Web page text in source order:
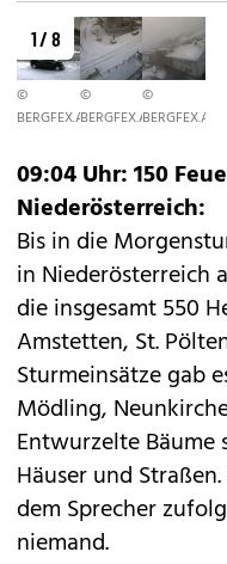
1 / 8
©
BERGFEX.AT
©
BERGFEX.AT
©
BERGFEX.AT
09:04 Uhr: 150
Niederösterreich:
Bis in die
in Niederösterreich
die insgesamt 550
Amstetten, St.
Sturmeinsätze gab
Mödling,
Entwurzelte
Häuser und
dem Sprecher
niemand.